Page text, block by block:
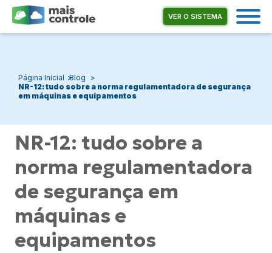
VER O SISTEMA
Página Inicial Blog
NR-12: tudo sobre a norma regulamentadora de segurança
em máquinas e equipamentos
NR-12: tudo sobre a
norma regulamentadora
de segurança em
máquinas e
equipamentos